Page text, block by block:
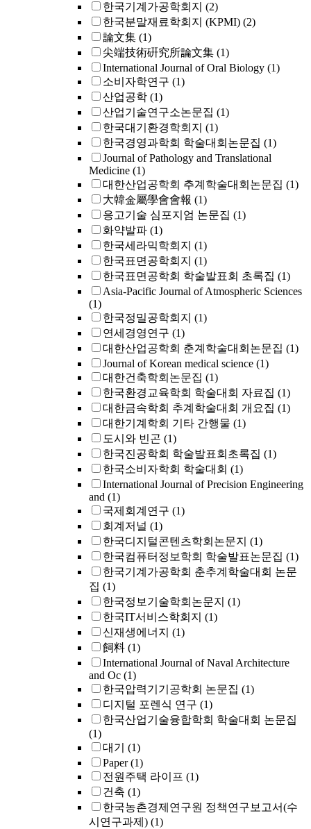
한국기계가공학회지 (2)
한국분말재료학회지 (KPMI) (2)
論文集 (1)
尖端技術硏究所論文集 (1)
International Journal of Oral Biology (1)
소비자학연구 (1)
산업공학 (1)
산업기술연구소논문집 (1)
한국대기환경학회지 (1)
한국경영과학회 학술대회논문집 (1)
Journal of Pathology and Translational
Medicine (1)
대한산업공학회 추계학술대회논문집 (1)
大韓金屬學會會報 (1)
응고기술 심포지엄 논문집 (1)
화약발파 (1)
한국세라믹학회지 (1)
한국표면공학회지 (1)
한국표면공학회 학술발표회 초록집 (1)
Asia-Pacific Journal of Atmospheric Sciences
(1)
한국정밀공학회지 (1)
연세경영연구 (1)
대한산업공학회 춘계학술대회논문집 (1)
Journal of Korean medical science (1)
대한건축학회논문집 (1)
한국환경교육학회 학술대회 자료집 (1)
대한금속학회 추계학술대회 개요집 (1)
대한기계학회 기타 간행물 (1)
도시와 빈곤 (1)
한국진공학회 학술발표회초록집 (1)
한국소비자학회 학술대회 (1)
International Journal of Precision Engineering
and (1)
국제회계연구 (1)
회계저널 (1)
한국디지털콘텐츠학회논문지 (1)
한국컴퓨터정보학회 학술발표논문집 (1)
한국기계가공학회 춘추계학술대회 논문
집 (1)
한국정보기술학회논문지 (1)
한국IT서비스학회지 (1)
신재생에너지 (1)
飼料 (1)
International Journal of Naval Architecture
and Oc (1)
한국압력기기공학회 논문집 (1)
디지털 포렌식 연구 (1)
한국산업기술융합학회 학술대회 논문집
(1)
대기
(1)
Paper (1)
전원주택 라이프 (1)
건축 (1)
한국농촌경제연구원 정책연구보고서(수
시연구과제) (1)